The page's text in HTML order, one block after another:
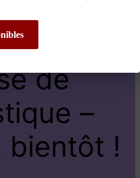
de
–
bientôt !